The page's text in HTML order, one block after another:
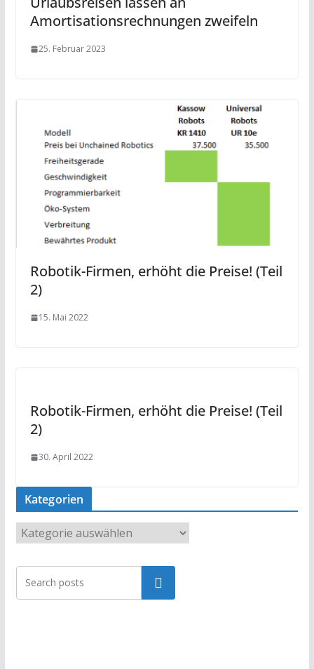
Amortisationsrechnungen zweifeln
25. Februar 2023
Robotik-Firmen, erhöht die Preise! (Teil
2)
15. Mai 2022
Robotik-Firmen, erhöht die Preise! (Teil
2)
30. April 2022
Kategorien
a
t
g
Suchen